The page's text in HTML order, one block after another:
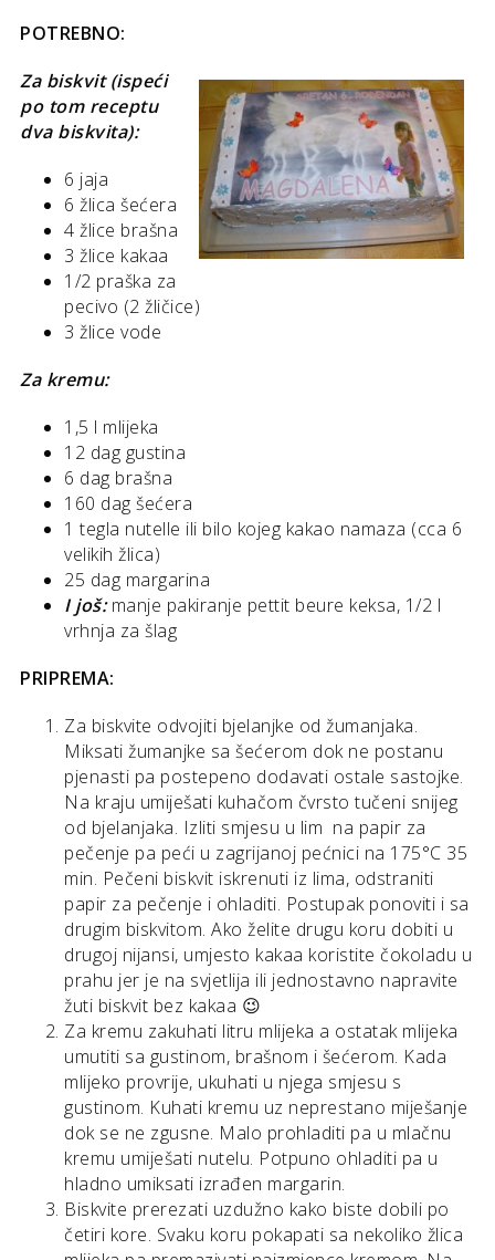
POTREBNO:
Za biskvit (ispeći
po tom receptu
dva biskvita):
6 jaja
6 žlica šećera
4 žlice brašna
3 žlice kakaa
1/2 praška za
pecivo (2 žličice)
3 žlice vode
Za kremu:
1,5 l mlijeka
12 dag gustina
6 dag brašna
160 dag šećera
1 tegla nutelle ili bilo kojeg kakao namaza (cca 6
velikih žlica)
25 dag margarina
I još:manje pakiranje pettit beure keksa, 1/2 l
vrhnja za šlag
PRIPREMA:
Za biskvite odvojiti bjelanjke od žumanjaka.
Miksati žumanjke sa šećerom dok ne postanu
pjenasti pa postepeno dodavati ostale sastojke.
Na kraju umiješati kuhačom čvrsto tučeni snijeg
od bjelanjaka. Izliti smjesu u lim na papir za
pečenje pa peći u zagrijanoj pećnici na 175°C 35
min. Pečeni biskvit iskrenuti iz lima, odstraniti
papir za pečenje i ohladiti. Postupak ponoviti i sa
drugim biskvitom. Ako želite drugu koru dobiti u
drugoj nijansi, umjesto kakaa koristite čokoladu u
prahu jer je na svjetlija ili jednostavno napravite
žuti biskvit bez kakaa 😉
Za kremu zakuhati litru mlijeka a ostatak mlijeka
umutiti sa gustinom, brašnom i šećerom. Kada
mlijeko provrije, ukuhati u njega smjesu s
gustinom. Kuhati kremu uz neprestano miješanje
dok se ne zgusne. Malo prohladiti pa u mlačnu
kremu umiješati nutelu. Potpuno ohladiti pa u
hladno umiksati izrađen margarin.
Biskvite prerezati uzdužno kako biste dobili po
četiri kore. Svaku koru pokapati sa nekoliko žlica